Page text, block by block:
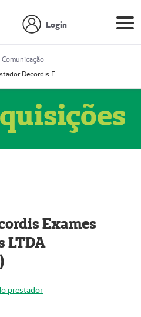
Login
Comunicação
Prestador Decordis Exames Cardiológicos LTDA (51004346-0)
Exames
LTDA
prestador